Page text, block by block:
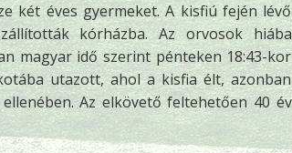
két éves gyermeket. A kisfiú fején lévő
kórházba. Az orvosok hiába
magyar idő szerint pénteken 18:43-kor
utazott, ahol a kisfia élt, azonban
Az elkövető feltehetően 40 év